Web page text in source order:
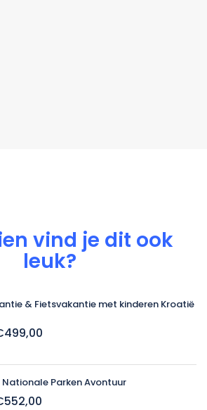
vind je dit ook
leuk?
& Fietsvakantie met kinderen Kroatië
Parken Avontuur